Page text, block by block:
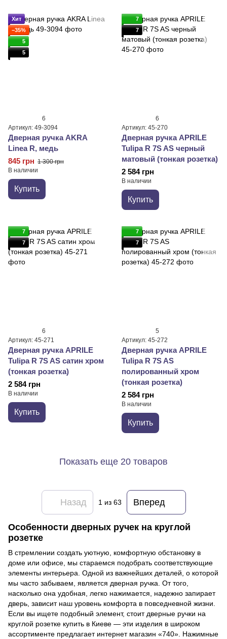
Хит
−35%
5
5
6
Артикул: 49-3094
Дверная ручка AKRA
Linea R, медь
845 грн 1 300 грн
В наличии
Купить
7
7
6
Артикул: 45-270
Дверная ручка APRILE
Tulipa R 7S AS черный
матовый (тонкая розетка)
2 584 грн
В наличии
Купить
7
7
6
Артикул: 45-271
Дверная ручка APRILE
Tulipa R 7S AS сатин хром
(тонкая розетка)
2 584 грн
В наличии
Купить
7
7
5
Артикул: 45-272
Дверная ручка APRILE
Tulipa R 7S AS
полированный хром
(тонкая розетка)
2 584 грн
В наличии
Купить
Показать еще 20 товаров
Назад 1 из 63 Вперед
Особенности дверных ручек на круглой
розетке
В стремлении создать уютную, комфортную обстановку в
доме или офисе, мы стараемся подобрать соответствующие
элементы интерьера. Одной из важнейших деталей, о которой
мы часто забываем, является дверная ручка. От того,
насколько она удобная, легко нажимается, надежно запирает
дверь, зависит наш уровень комфорта в повседневной жизни.
Если вы ищете подобный элемент, стоит дверные ручки на
круглой розетке купить в Киеве — эти изделия в широком
ассортименте предлагает интернет магазин «740». Нажимные